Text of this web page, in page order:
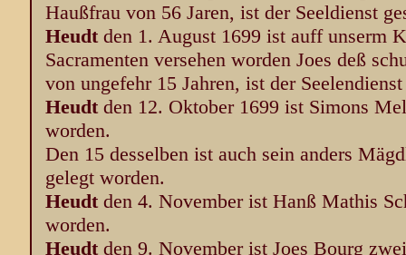
Haußfrau von 56 Jaren, ist der Seeldienst
Heudt den 1. August 1699 ist auff unserm
Sacramenten versehen worden Joes deß
von ungefehr 15 Jahren, ist der
Heudt den 12. Oktober 1699 ist Simons
worden.
Den 15 desselben ist auch sein anders
gelegt worden.
Heudt den 4. November ist Hanß Mathis
worden.
Heudt den 9. November ist Joes Bourg